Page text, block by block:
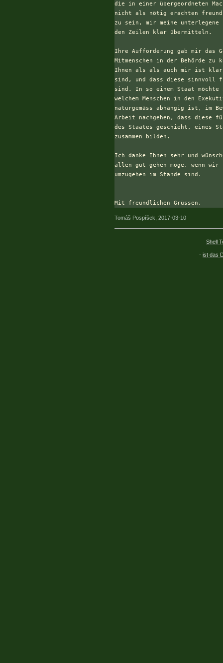
die in einer übergeordneten
nicht als nötig erachten
zu sein, mir meine unterlegene
den Zeilen klar übermitteln.
Ihre Aufforderung gab mir das
Mitmenschen in der Behörde zu
Ihnen als als auch mir ist
sind, und dass diese sinnvoll
sind. In so einem Staat
welchem Menschen in den
naturgemäss abhängig ist, im
Arbeit nachgehen, dass diese
des Staates geschieht, eines
zusammen bilden.
Ich danke Ihnen sehr und
allen gut gehen möge, wenn wir
umzugehen im Stande sind.
Tomáš Pospíšek, 2017-03-10
Shell
- ist das